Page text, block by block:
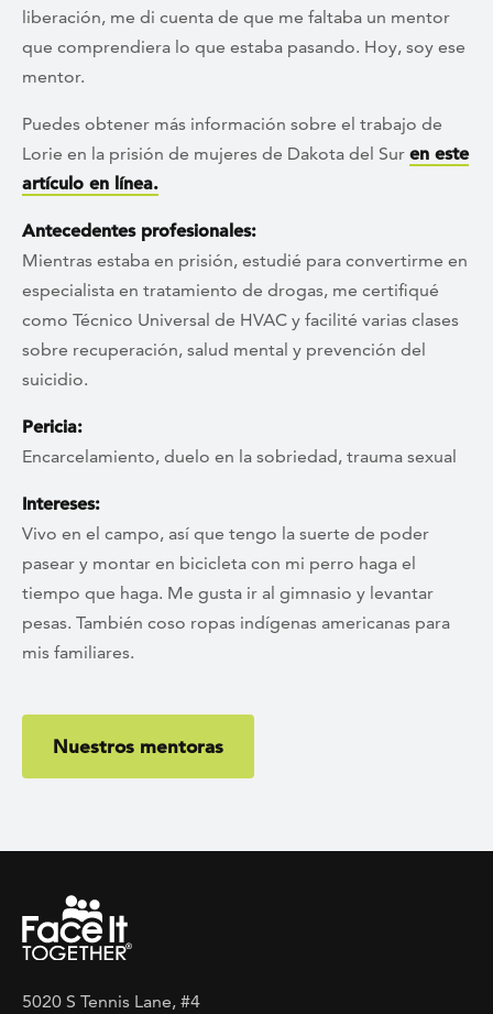
liberación, me di cuenta de que me faltaba un mentor
que comprendiera lo que estaba pasando. Hoy, soy ese
mentor.
Puedes obtener más información sobre el trabajo de
Lorie en la prisión de mujeres de Dakota del Sur en este
artículo en línea.
Antecedentes profesionales:
Mientras estaba en prisión, estudié para convertirme en
especialista en tratamiento de drogas, me certifiqué
como Técnico Universal de HVAC y facilité varias clases
sobre recuperación, salud mental y prevención del
suicidio.
Pericia:
Encarcelamiento, duelo en la sobriedad, trauma sexual
Intereses:
Vivo en el campo, así que tengo la suerte de poder
pasear y montar en bicicleta con mi perro haga el
tiempo que haga. Me gusta ir al gimnasio y levantar
pesas. También coso ropas indígenas americanas para
mis familiares.
Nuestros mentoras
5020 S Tennis Lane, #4